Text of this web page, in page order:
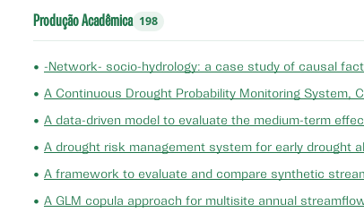
Produção Acadêmica 198
• -Network- socio-hydrology: a case study of causal
• A Continuous Drought Probability Monitoring System,
• A data-driven model to evaluate the medium-term
• A drought risk management system for early drought
• A framework to evaluate and compare synthetic
• A GLM copula approach for multisite annual